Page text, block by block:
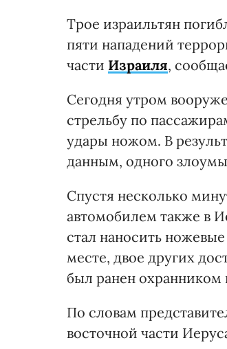
Трое израильтян
пяти нападений
части Израиля,
Сегодня утром
стрельбу по
удары ножом. В
данным, одного
Спустя несколько
автомобилем также в
стал наносить
месте, двое других
был ранен охранником
По словам
восточной части